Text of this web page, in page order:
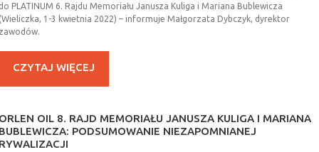
PLATINUM 6. Rajdu Memoriału Janusza Kuliga i Mariana Bublewicza
1-3 kwietnia 2022) – informuje Małgorzata Dybczyk, dyrektor
CZYTAJ WIĘCEJ
OIL 8. RAJD MEMORIAŁU JANUSZA KULIGA I MARIANA
PODSUMOWANIE NIEZAPOMNIANEJ